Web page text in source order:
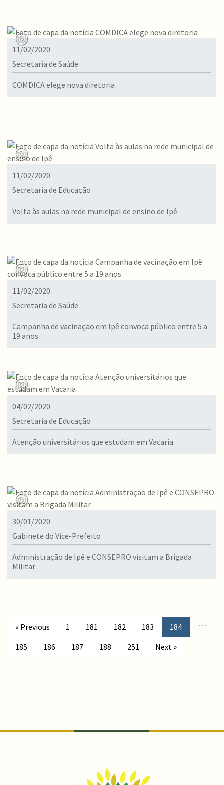
11/02/2020
Secretaria de Saúde
COMDICA elege nova diretoria
11/02/2020
Secretaria de Educação
Volta às aulas na rede municipal de ensino de Ipê
11/02/2020
Secretaria de Saúde
Campanha de vacinação em Ipê convoca público entre 5 a
19 anos
04/02/2020
Secretaria de Educação
Atenção universitários que estudam em Vacaria
30/01/2020
Gabinete do Vice-Prefeito
Administração de Ipê e CONSEPRO visitam a Brigada
Militar
« Previous 1 ...
181 182 183
184
185
186 187 188
...
251
Next »